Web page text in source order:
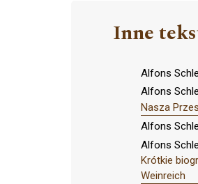
Inne
Alfons
Alfons
Nasza
Alfons
Alfons
Krótkie
Weinreich